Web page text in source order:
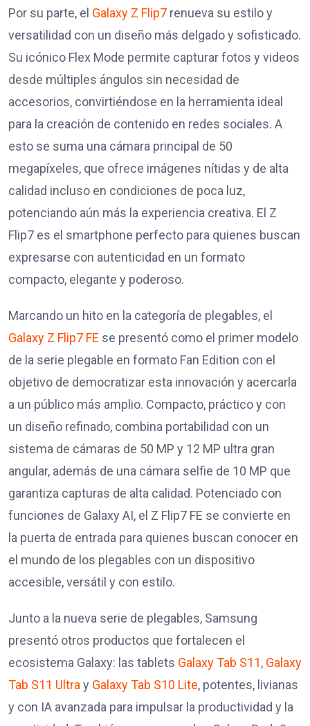
Por su parte, el Galaxy Z Flip7 renueva su estilo y
versatilidad con un diseño más delgado y sofisticado.
Su icónico Flex Mode permite capturar fotos y videos
desde múltiples ángulos sin necesidad de
accesorios, convirtiéndose en la herramienta ideal
para la creación de contenido en redes sociales. A
esto se suma una cámara principal de 50
megapíxeles, que ofrece imágenes nítidas y de alta
calidad incluso en condiciones de poca luz,
potenciando aún más la experiencia creativa. El Z
Flip7 es el smartphone perfecto para quienes buscan
expresarse con autenticidad en un formato
compacto, elegante y poderoso.
Marcando un hito en la categoría de plegables, el
Galaxy Z Flip7 FE se presentó como el primer modelo
de la serie plegable en formato Fan Edition con el
objetivo de democratizar esta innovación y acercarla
a un público más amplio. Compacto, práctico y con
un diseño refinado, combina portabilidad con un
sistema de cámaras de 50 MP y 12 MP ultra gran
angular, además de una cámara selfie de 10 MP que
garantiza capturas de alta calidad. Potenciado con
funciones de Galaxy AI, el Z Flip7 FE se convierte en
la puerta de entrada para quienes buscan conocer en
el mundo de los plegables con un dispositivo
accesible, versátil y con estilo.
Junto a la nueva serie de plegables, Samsung
presentó otros productos que fortalecen el
ecosistema Galaxy: las tablets Galaxy Tab S11, Galaxy
Tab S11 Ultra y Galaxy Tab S10 Lite, potentes, livianas
y con IA avanzada para impulsar la productividad y la